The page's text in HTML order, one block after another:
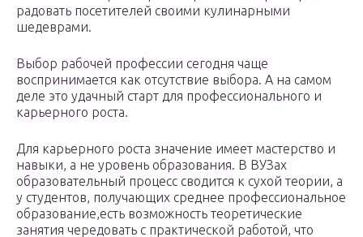
радовать посетителей своими кулинарными
шедеврами.
Выбор рабочей профессии сегодня чаще
воспринимается как отсутствие выбора. А на самом
деле это удачный старт для профессионального и
карьерного роста.
Для карьерного роста значение имеет мастерство и
навыки, а не уровень образования. В ВУЗах
образовательный процесс сводится к сухой теории, а
у студентов, получающих среднее профессиональное
образование,есть возможность теоретические
занятия чередовать с практической работой, что